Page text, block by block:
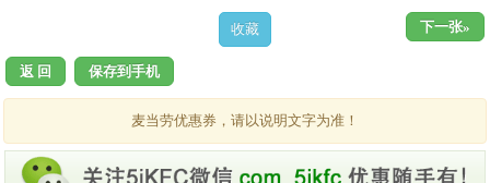
下一张»
返 回 保存到手机
麦当劳优惠券，请以说明文字为准！